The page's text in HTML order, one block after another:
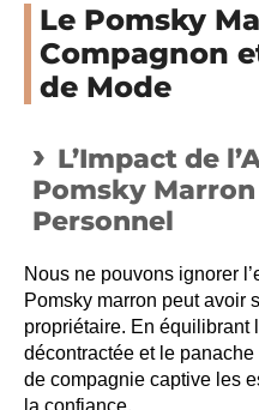
Le Pomsky
Compagnon
de Mode
L’Impact de
Pomsky
Personnel
Nous ne pouvons ignorer
Pomsky marron peut avoir
propriétaire. En équilibrant
décontractée et le
de compagnie captive les
la confiance.